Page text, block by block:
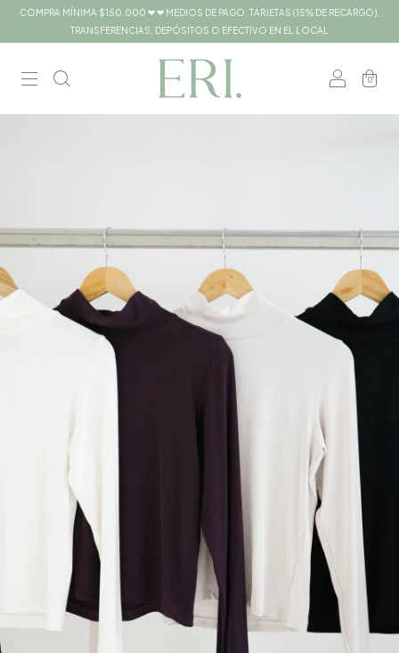
COMPRA MÍNIMA $150.000 ❤ ❤ MEDIOS DE PAGO: TARJETAS (15% DE RECARGO),
TRANSFERENCIAS, DEPÓSITOS O EFECTIVO EN EL LOCAL
0